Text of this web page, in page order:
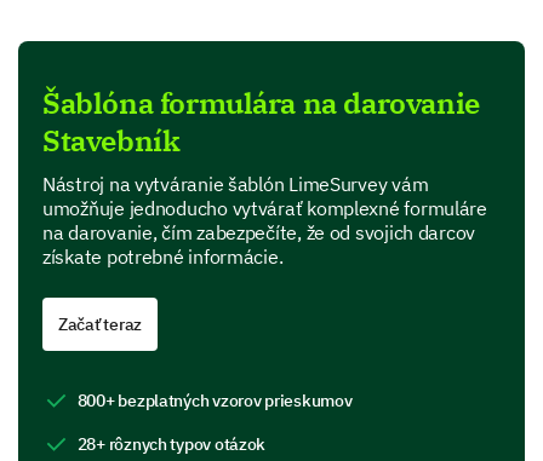
Environmental Projects
Other (please specify)
Please enter your comment here:
Tell Us About Yourself
Šablóna formulára na darovanie
Stavebník
Nástroj na vytváranie šablón LimeSurvey vám
umožňuje jednoducho vytvárať komplexné formuláre
na darovanie, čím zabezpečíte, že od svojich darcov
získate potrebné informácie.
Začať teraz
800+ bezplatných vzorov prieskumov
28+ rôznych typov otázok